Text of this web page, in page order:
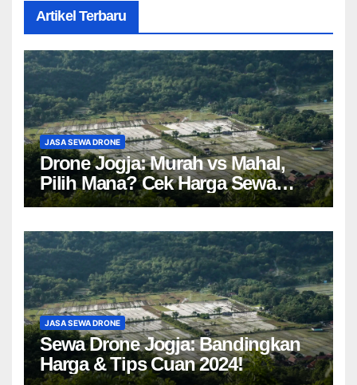
Artikel Terbaru
JASA SEWA DRONE
Drone Jogja: Murah vs Mahal,
Pilih Mana? Cek Harga Sewa
Drone Yogyakarta!
JASA SEWA DRONE
Sewa Drone Jogja: Bandingkan
Harga & Tips Cuan 2024!